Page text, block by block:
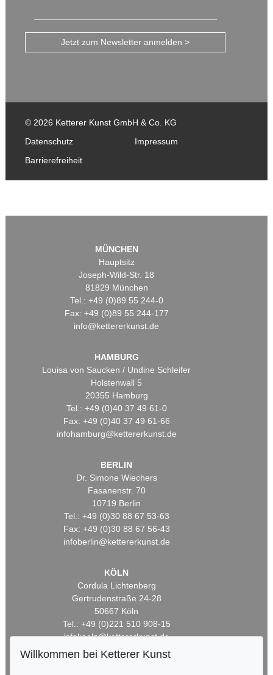
Jetzt zum Newsletter anmelden >
© 2026 Ketterer Kunst GmbH & Co. KG
Datenschutz
Impressum
Barrierefreiheit
MÜNCHEN
Hauptsitz
Joseph-Wild-Str. 18
81829 München
Tel.: +49 (0)89 55 244-0
Fax: +49 (0)89 55 244-177
info@kettererkunst.de
HAMBURG
Louisa von Saucken / Undine Schleifer
Holstenwall 5
20355 Hamburg
Tel.: +49 (0)40 37 49 61-0
Fax: +49 (0)40 37 49 61-66
infohamburg@kettererkunst.de
BERLIN
Dr. Simone Wiechers
Fasanenstr. 70
10719 Berlin
Tel.: +49 (0)30 88 67 53-63
Fax: +49 (0)30 88 67 56-43
infoberlin@kettererkunst.de
KÖLN
Cordula Lichtenberg
Gertrudenstraße 24-28
50667 Köln
Tel.: +49 (0)221 510 908-15
infokoeln@kettererkunst.de
Willkommen bei Ketterer Kunst